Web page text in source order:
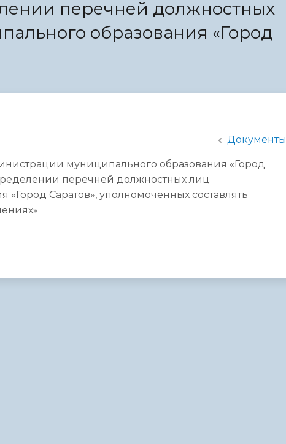
перечней должностных
образования «Город
Документы
муниципального образования «Город
перечней должностных лиц
Саратов», уполномоченных составлять